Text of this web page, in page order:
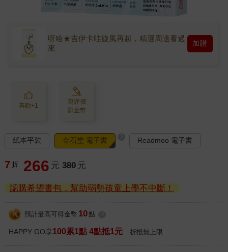
呀哈★吉伊卡哇旋風再起，精選周邊看過
來
加購
喜歡+1
寫評價
賺金幣
紙本平裝 金石堂 電子書 Readmoo 電子書
7 折 266 元 380 元
認購希望書包，幫助弱勢孩童上學不中斷！
預計最高可得金幣 10 點
HAPPY GO享100累1點 4點抵1元 折抵無上限